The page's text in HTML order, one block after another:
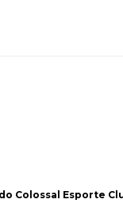
Colossal Esporte